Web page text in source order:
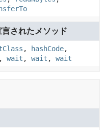
言されたメソッド
, hashCode,
, wait , wait , wait